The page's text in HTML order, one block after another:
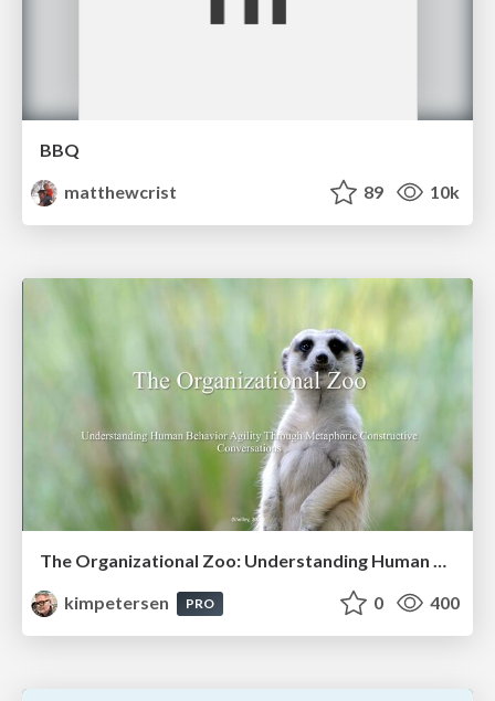
BBQ
matthewcrist
89 10k
The Organizational Zoo: Understanding Human Behavior Agility Through Metaphoric Constructive Conversations (based on the works of Arthur Shelley, Ph.D)
kimpetersen
PRO 0 400